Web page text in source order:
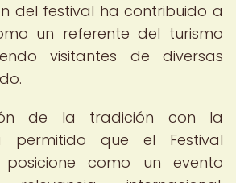
del festival ha contribuido a
un referente del turismo
visitantes de diversas
de la tradición con la
permitido que el Festival
como un evento